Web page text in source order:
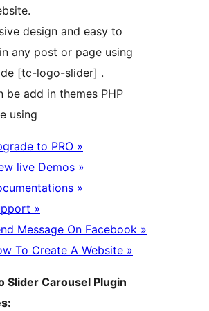
design and easy to
any post or page using
[tc-logo-slider] .
be add in themes PHP
using
to PRO »
live Demos »
»
»
Message On Facebook »
To Create A Website »
Slider Carousel Plugin